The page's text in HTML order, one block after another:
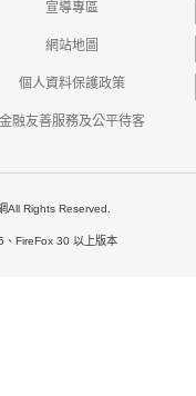
宣導專區
網站地圖
個人資料保護政策
金融友善服務及公平待客
All Rights Reserved.
FireFox 30 以上版本